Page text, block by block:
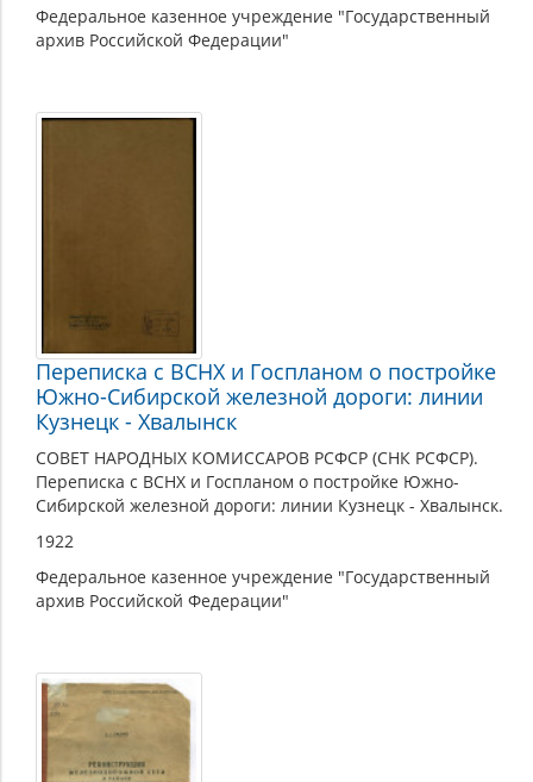
Федеральное казенное учреждение "Государственный
архив Российской Федерации"
Переписка с ВСНХ и Госпланом о постройке
Южно-Сибирской железной дороги: линии
Кузнецк - Хвалынск
СОВЕТ НАРОДНЫХ КОМИССАРОВ РСФСР (СНК РСФСР).
Переписка с ВСНХ и Госпланом о постройке Южно-
Сибирской железной дороги: линии Кузнецк - Хвалынск.
1922
Федеральное казенное учреждение "Государственный
архив Российской Федерации"